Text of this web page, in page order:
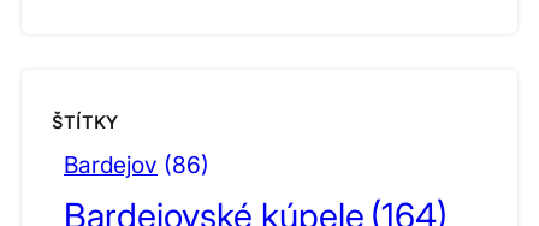
ŠTÍTKY
Bardejov (86)
Bardejovské kúpele (164)